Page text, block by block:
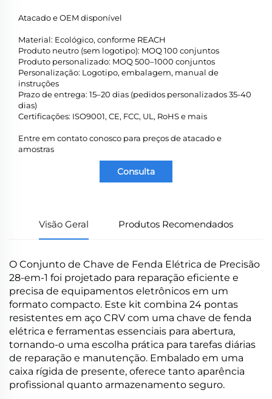
Atacado e OEM disponível
Material: Ecológico, conforme REACH
Produto neutro (sem logotipo): MOQ 100 conjuntos
Produto personalizado: MOQ 500–1000 conjuntos
Personalização: Logotipo, embalagem, manual de
instruções
Prazo de entrega: 15–20 dias (pedidos personalizados 35-40
dias)
Certificações: ISO9001, CE, FCC, UL, RoHS e mais
Entre em contato conosco para preços de atacado e
amostras
Consulta
Visão Geral Produtos Recomendados
O Conjunto de Chave de Fenda Elétrica de Precisão
28-em-1 foi projetado para reparação eficiente e
precisa de equipamentos eletrônicos em um
formato compacto. Este kit combina 24 pontas
resistentes em aço CRV com uma chave de fenda
elétrica e ferramentas essenciais para abertura,
tornando-o uma escolha prática para tarefas diárias
de reparação e manutenção. Embalado em uma
caixa rígida de presente, oferece tanto aparência
profissional quanto armazenamento seguro.